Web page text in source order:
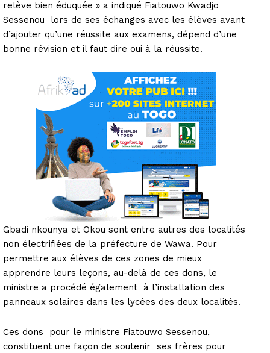
relève bien éduquée » a indiqué Fiatouwo Kwadjo
Sessenou lors de ses échanges avec les élèves avant
d’ajouter qu’une réussite aux examens, dépend d’une
bonne révision et il faut dire oui à la réussite.
Gbadi nkounya et Okou sont entre autres des localités
non électrifiées de la préfecture de Wawa. Pour
permettre aux élèves de ces zones de mieux
apprendre leurs leçons, au-delà de ces dons, le
ministre a procédé également à l’installation des
panneaux solaires dans les lycées des deux localités.
Ces dons pour le ministre Fiatouwo Sessenou,
constituent une façon de soutenir ses frères pour